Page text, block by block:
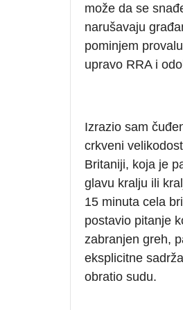
može da se
narušavaju
pominjem
upravo RRA i
Izrazio sam
crkveni
Britaniji, koja je
glavu kralju ili
15 minuta cela
postavio pitanje
zabranjen greh,
eksplicitne
obratio sudu.